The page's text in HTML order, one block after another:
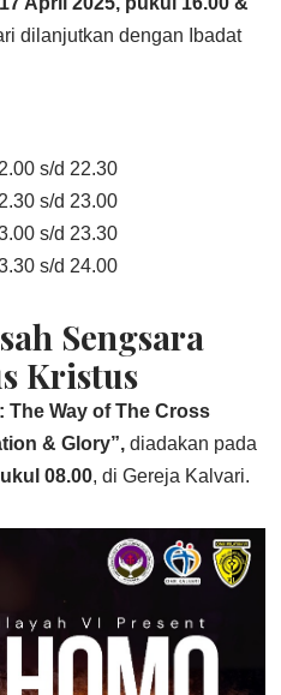
dilanjutkan dengan Ibadat
s/d 22.30
s/d 23.00
s/d 23.30
s/d 24.00
Sengsara
Kristus
The Way of The Cross
& Glory”, diadakan pada
08.00, di Gereja Kalvari.